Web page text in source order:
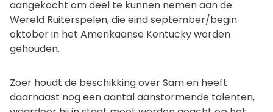
aangekocht om deel te kunnen nemen aan de
Wereld Ruiterspelen, die eind september/begin
oktober in het Amerikaanse Kentucky worden
gehouden.
Zoer houdt de beschikking over Sam en heeft
daarnaast nog een aantal aanstormende talenten,